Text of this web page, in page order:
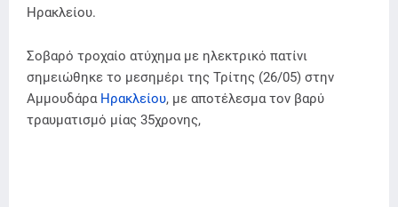
Ηρακλείου.
Σοβαρό τροχαίο ατύχημα με ηλεκτρικό πατίνι
σημειώθηκε το μεσημέρι της Τρίτης (26/05) στην
Αμμουδάρα Ηρακλείου, με αποτέλεσμα τον βαρύ
τραυματισμό μίας 35χρονης,